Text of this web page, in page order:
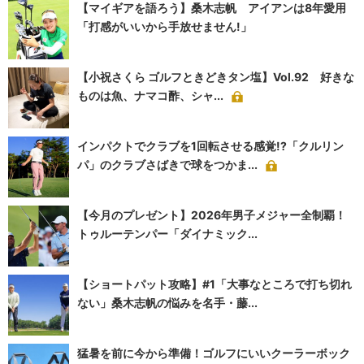
【マイギアを語ろう】桑木志帆 アイアンは8年愛用
「打感がいいから手放せません!」
【小祝さくら ゴルフときどきタン塩】Vol.92 好きな
ものは魚、ナマコ酢、シャ...
インパクトでクラブを1回転させる感覚!?「クルリン
パ」のクラブさばきで球をつかま...
【今月のプレゼント】2026年男子メジャー全制覇！
トゥルーテンパー「ダイナミック...
【ショートパット攻略】#1「大事なところで打ち切れ
ない」桑木志帆の悩みを名手・藤...
猛暑を前に今から準備！ゴルフにいいクーラーボック